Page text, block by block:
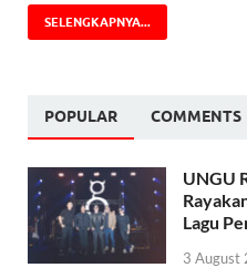
SELENGKAPNYA...
POPULAR COMMENTS
UNGU
Lagu
3 August